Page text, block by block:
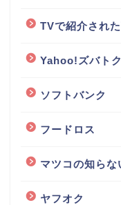
TVで紹介され
Yahoo!ズバトク
ソフトバンク
フードロス
マツコの知らな
ヤフオク